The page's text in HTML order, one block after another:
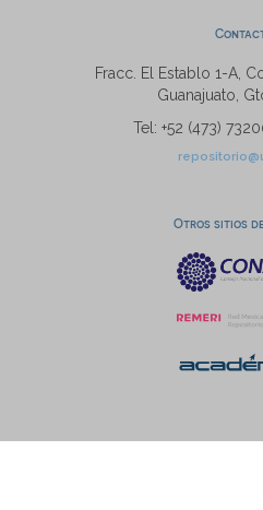
Fracc. El Establo 1-A,
Guanajuato,
Tel: +52 (473)
Otros sitios